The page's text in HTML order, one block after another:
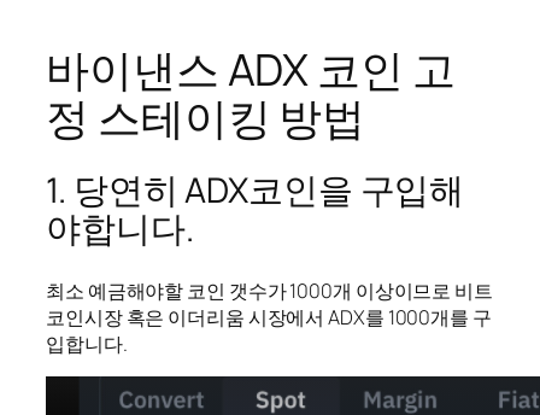
바이낸스 ADX 코인 고
정 스테이킹 방법
1. 당연히 ADX코인을 구입해
야합니다.
최소 예금해야할 코인 갯수가 1000개 이상이므로 비트
코인시장 혹은 이더리움 시장에서 ADX를 1000개를 구
입합니다.